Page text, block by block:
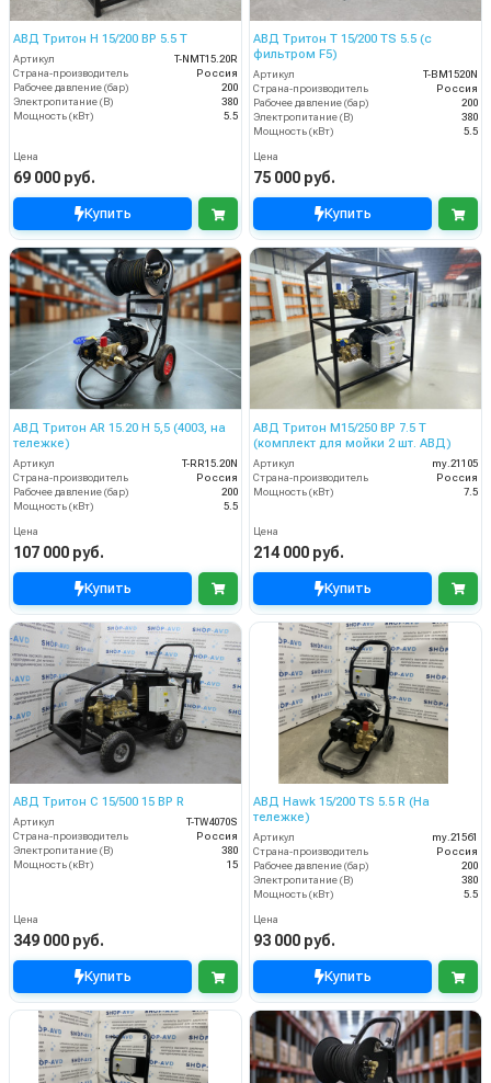
АВД Тритон H 15/200 BP 5.5 T
Артикул
T-NMT15.20R
Страна-производитель
Россия
Рабочее давление (бар)
200
Электропитание (В)
380
Мощность (кВт)
5.5
Цена
69 000 руб.
Купить
АВД Тритон T 15/200 TS 5.5 (с
фильтром F5)
Артикул
T-BM1520N
Страна-производитель
Россия
Рабочее давление (бар)
200
Электропитание (В)
380
Мощность (кВт)
5.5
Цена
75 000 руб.
Купить
АВД Тритон AR 15.20 H 5,5 (4003, на
тележке)
Артикул
T-RR15.20N
Страна-производитель
Россия
Рабочее давление (бар)
200
Мощность (кВт)
5.5
Цена
107 000 руб.
Купить
АВД Тритон М15/250 BP 7.5 T
(комплект для мойки 2 шт. АВД)
Артикул
my.21105
Страна-производитель
Россия
Мощность (кВт)
7.5
Цена
214 000 руб.
Купить
АВД Тритон C 15/500 15 BP R
Артикул
T-TW4070S
Страна-производитель
Россия
Электропитание (В)
380
Мощность (кВт)
15
Цена
349 000 руб.
Купить
АВД Hawk 15/200 TS 5.5 R (На
тележке)
Артикул
my.21561
Страна-производитель
Россия
Рабочее давление (бар)
200
Электропитание (В)
380
Мощность (кВт)
5.5
Цена
93 000 руб.
Купить